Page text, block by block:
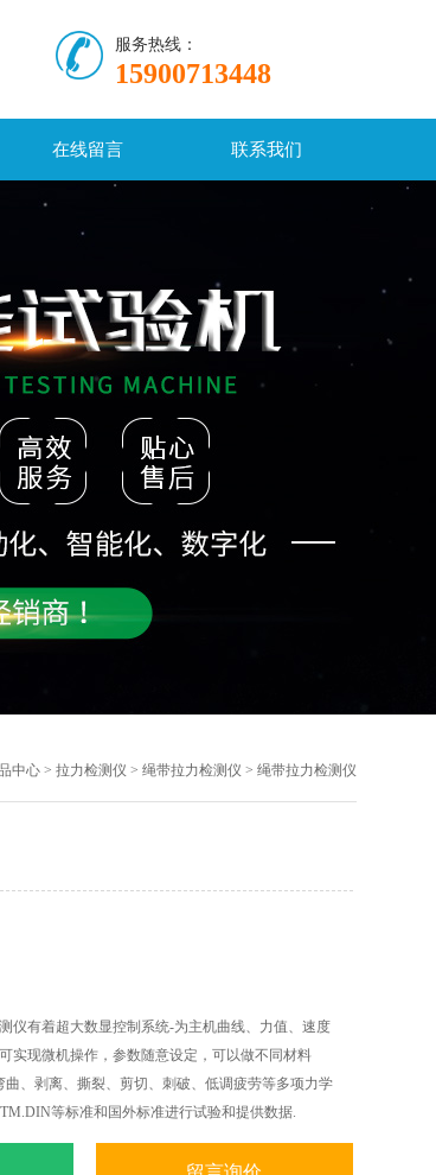
服务热线：
15900713448
在线留言 联系我们
中心> 拉力检测仪 > 绳带拉力检测仪 > 绳带拉力检测仪
仪有着超大数显控制系统-为主机曲线、力值、速度
实现微机操作，参数随意设定，可以做不同材料
、剥离、撕裂、剪切、刺破、低调疲劳等多项力学
等标准和国外标准进行试验和提供数据.